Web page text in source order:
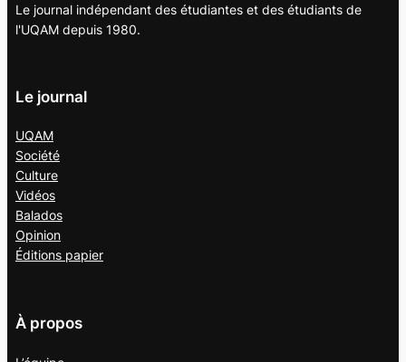
Le journal indépendant des étudiantes et des étudiants de
l'UQAM depuis 1980.
Le journal
UQAM
Société
Culture
Vidéos
Balados
Opinion
Éditions papier
À propos